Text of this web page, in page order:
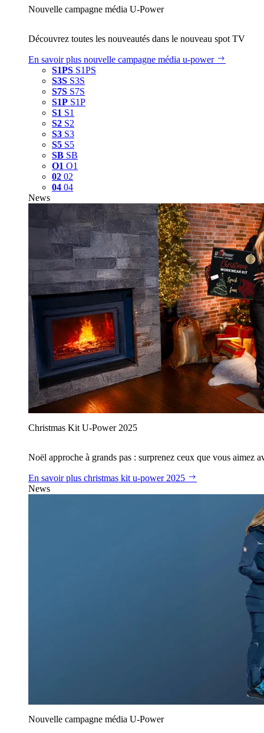
Nouvelle campagne média U‑Power
Découvrez toutes les nouveautés dans le nouveau spot TV
En savoir plus nouvelle campagne média u‑power
S1PS S1PS
S3S S3S
S7S S7S
S1P S1P
S1 S1
S2 S2
S3 S3
S5 S5
SB SB
O1 O1
02 02
04 04
News
Christmas Kit U‑Power 2025
Noël approche à grands pas : surprenez ceux que vous aimez
En savoir plus christmas kit u‑power 2025
News
Nouvelle campagne média U‑Power